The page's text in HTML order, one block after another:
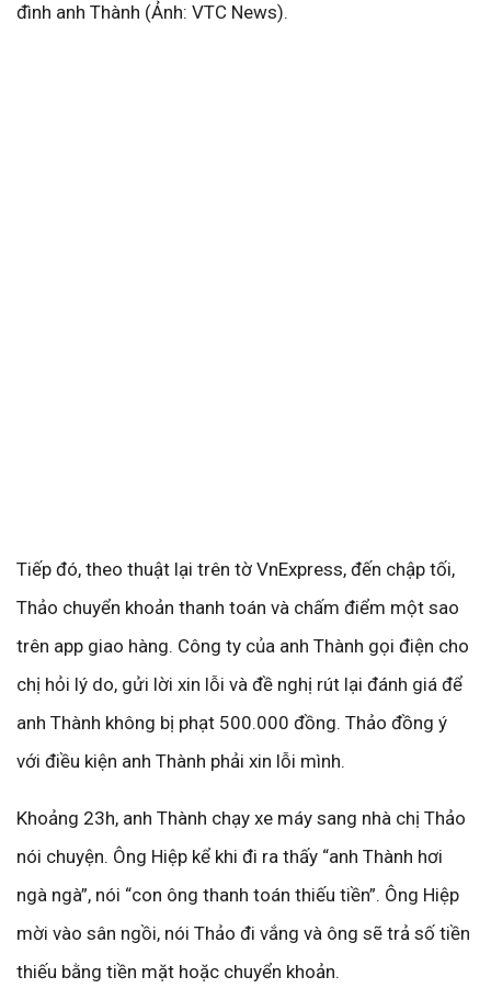
đình anh Thành (Ảnh: VTC News).
Tiếp đó, theo thuật lại trên tờ VnExpress, đến chập tối,
Thảo chuyển khoản thanh toán và chấm điểm một sao
trên app giao hàng. Công ty của anh Thành gọi điện cho
chị hỏi lý do, gửi lời xin lỗi và đề nghị rút lại đánh giá để
anh Thành không bị phạt 500.000 đồng. Thảo đồng ý
với điều kiện anh Thành phải xin lỗi mình.
Khoảng 23h, anh Thành chạy xe máy sang nhà chị Thảo
nói chuyện. Ông Hiệp kể khi đi ra thấy “anh Thành hơi
ngà ngà”, nói “con ông thanh toán thiếu tiền”. Ông Hiệp
mời vào sân ngồi, nói Thảo đi vắng và ông sẽ trả số tiền
thiếu bằng tiền mặt hoặc chuyển khoản.